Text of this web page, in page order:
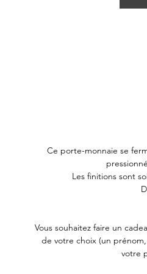
Ce porte-monnaie se
Les finitions sont
Vous souhaitez faire un
de votre choix (un
votre